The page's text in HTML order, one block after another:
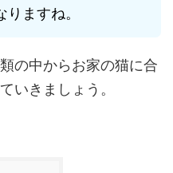
ますね。
の中からお家の猫に合
いきましょう。